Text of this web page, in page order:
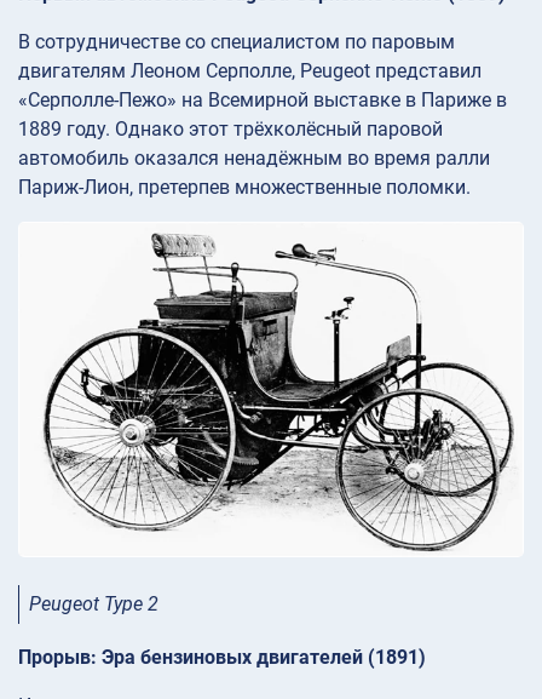
В сотрудничестве со специалистом по паровым
двигателям Леоном Серполле, Peugeot представил
«Серполле-Пежо» на Всемирной выставке в Париже в
1889 году. Однако этот трёхколёсный паровой
автомобиль оказался ненадёжным во время ралли
Париж-Лион, претерпев множественные поломки.
Peugeot Type 2
Прорыв: Эра бензиновых двигателей (1891)